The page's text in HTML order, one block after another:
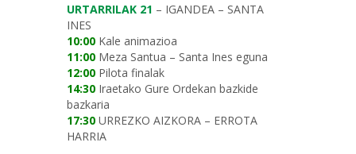
URTARRILAK 21 – IGANDEA – SANTA
INES
10:00 Kale animazioa
11:00 Meza Santua – Santa Ines eguna
12:00 Pilota finalak
14:30 Iraetako Gure Ordekan bazkide
bazkaria
17:30 URREZKO AIZKORA – ERROTA
HARRIA